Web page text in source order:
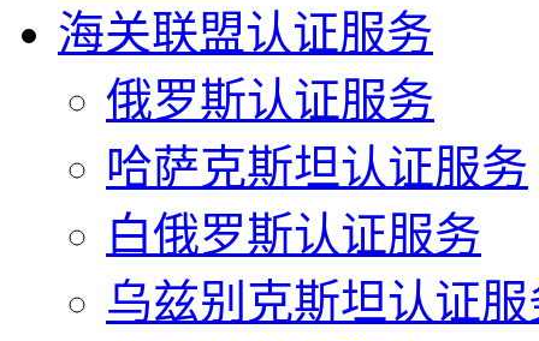
海关联盟认证服务
俄罗斯认证服务
哈萨克斯坦认证服务
白俄罗斯认证服务
乌兹别克斯坦认证服